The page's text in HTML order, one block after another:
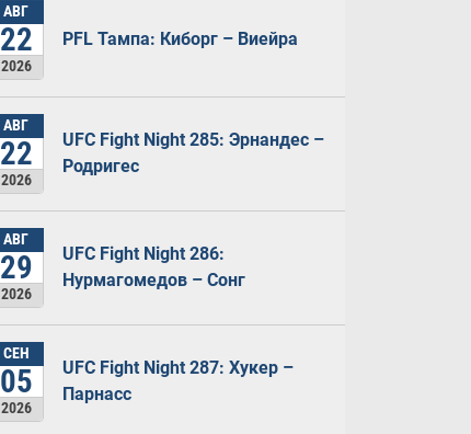
АВГ
22
2026
PFL Тампа: Киборг – Виейра
АВГ
22
2026
UFC Fight Night 285: Эрнандес –
Родригес
АВГ
29
2026
UFC Fight Night 286:
Нурмагомедов – Сонг
СЕН
05
2026
UFC Fight Night 287: Хукер –
Парнасс